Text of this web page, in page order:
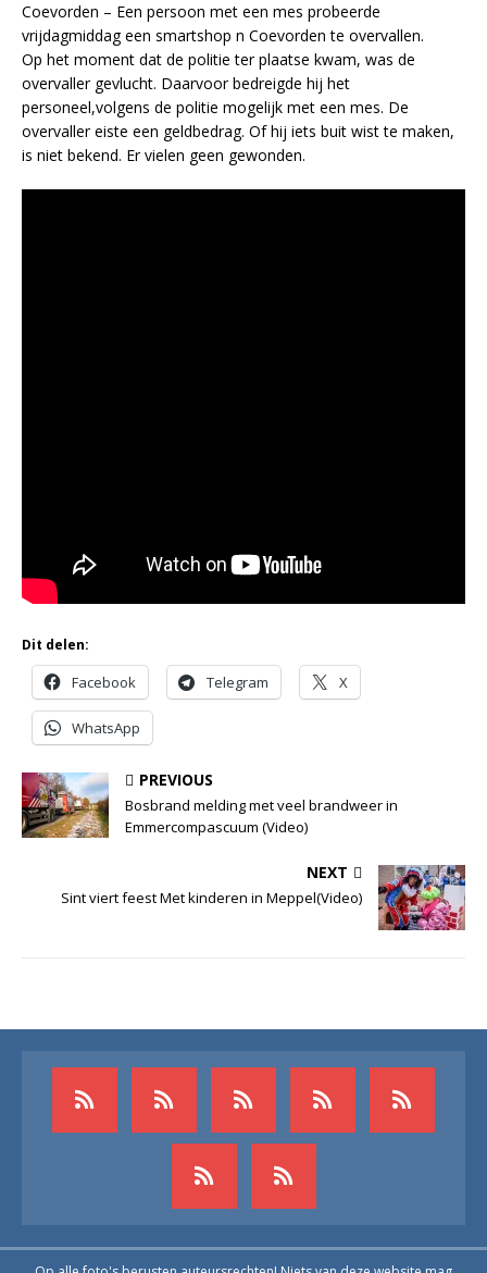
Coevorden – Een persoon met een mes probeerde
vrijdagmiddag een smartshop n Coevorden te overvallen.
Op het moment dat de politie ter plaatse kwam, was de
overvaller gevlucht. Daarvoor bedreigde hij het
personeel,volgens de politie mogelijk met een mes. De
overvaller eiste een geldbedrag. Of hij iets buit wist te maken,
is niet bekend. Er vielen geen gewonden.
Dit delen:
Facebook Telegram X
WhatsApp
PREVIOUS
Bosbrand melding met veel brandweer in
Emmercompascuum (Video)
NEXT
Sint viert feest Met kinderen in Meppel(Video)